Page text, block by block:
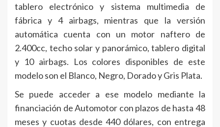
tablero electrónico y sistema multimedia de
fábrica y 4 airbags, mientras que la versión
automática cuenta con un motor naftero de
2.400cc, techo solar y panorámico, tablero digital
y 10 airbags. Los colores disponibles de este
modelo son el Blanco, Negro, Dorado y Gris Plata.
Se puede acceder a ese modelo mediante la
financiación de Automotor con plazos de hasta 48
meses y cuotas desde 440 dólares, con entrega